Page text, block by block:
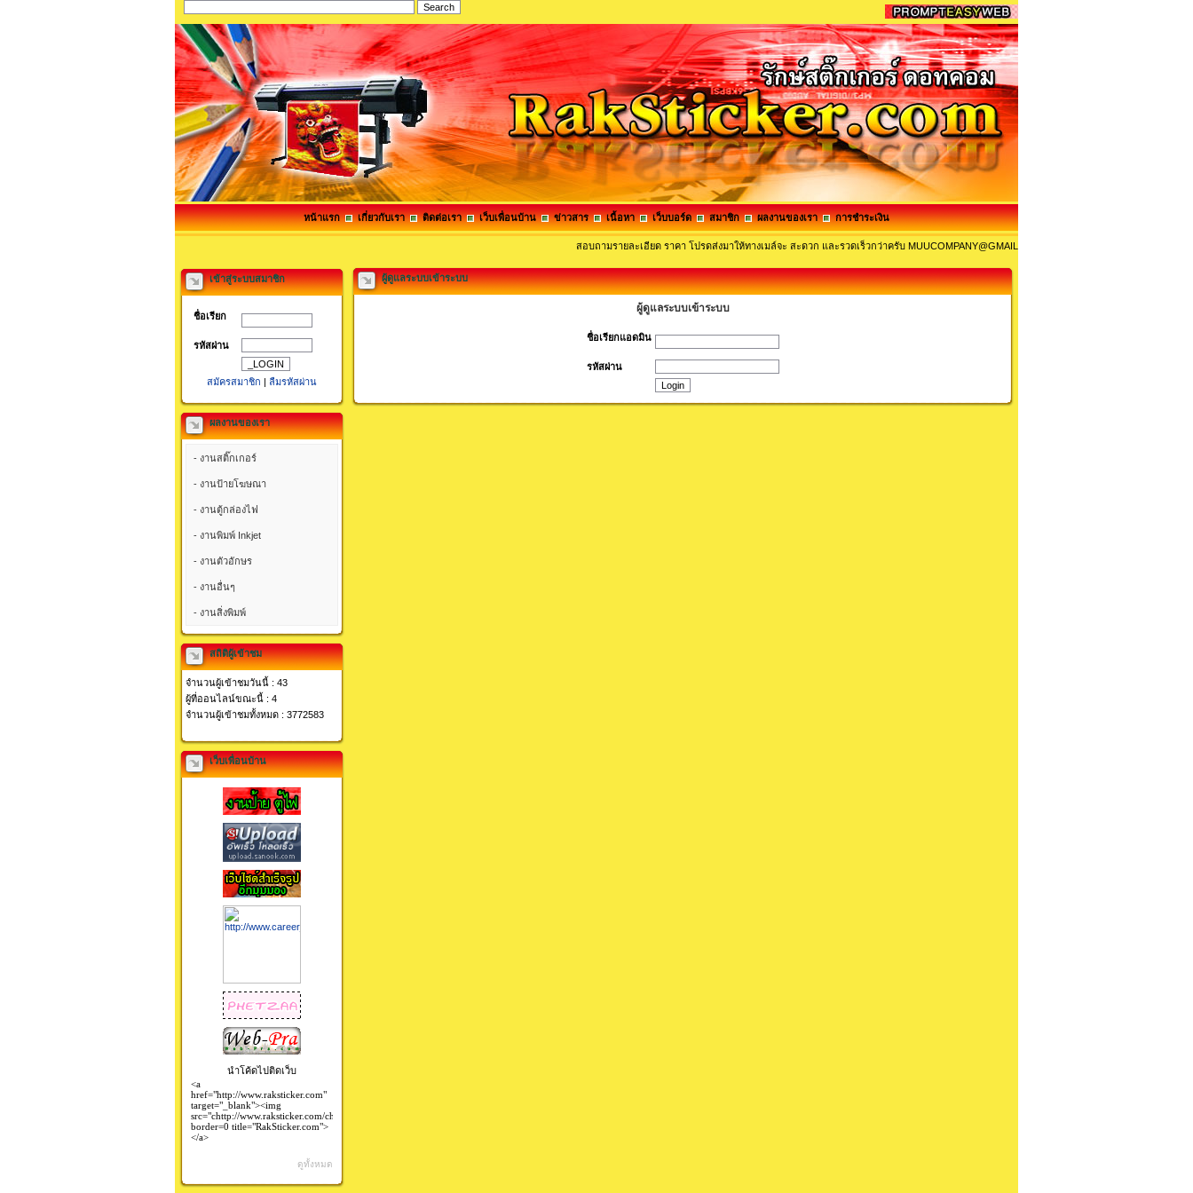
หน้าแรก เกี่ยวกับเรา ติดต่อเรา เว็บเพื่อนบ้าน ข่าวสาร เนื้อหา เว็บบอร์ด สมาชิก ผลงานของเรา การชำระเงิน
สอบถามรายละเอียด ราคา โปรดส่งมาให้ทางเมล์จะ สะดวก และรวดเร็วกว่าครับ MUUCOMPANY@GMAIL.COM และ MUUCOM@HOTMAIL.COM ห
เข้าสู่ระบบสมาชิก
ชื่อเรียก
รหัสผ่าน
สมัครสมาชิก | ลืมรหัสผ่าน
ผลงานของเรา
- งานสติ๊กเกอร์
- งานป้ายโฆษณา
- งานตู้กล่องไฟ
- งานพิมพ์ Inkjet
- งานตัวอักษร
- งานอื่นๆ
- งานสิ่งพิมพ์
สถิติผู้เข้าชม
จำนวนผู้เข้าชมวันนี้ : 43
ผู้ที่ออนไลน์ขณะนี้ : 4
จำนวนผู้เข้าชมทั้งหมด : 3772583
เว็บเพื่อนบ้าน
นำโค้ดไปติดเว็บ
ดูทั้งหมด
ผู้ดูแลระบบเข้าระบบ
ผู้ดูแลระบบเข้าระบบ
ชื่อเรียกแอดมิน
รหัสผ่าน